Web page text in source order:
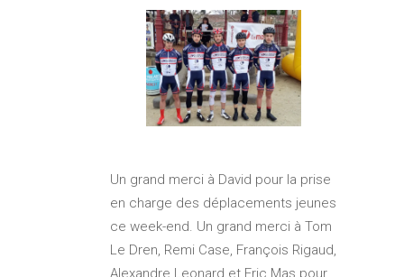
Un grand merci à David pour la prise
en charge des déplacements jeunes
ce week-end. Un grand merci à Tom
Le Dren, Remi Case, François Rigaud,
Alexandre Leonard et Eric Mas pour